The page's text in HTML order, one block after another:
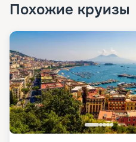
Похожие круизы